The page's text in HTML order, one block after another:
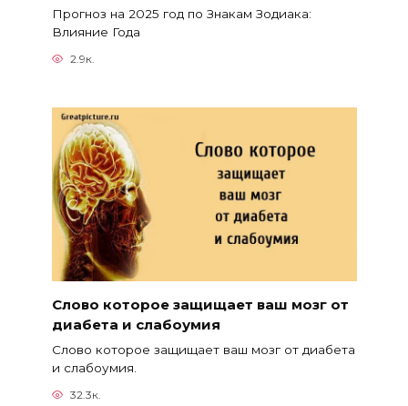
Прогноз на 2025 год по Знакам Зодиака:
Влияние Года
2.9к.
Слово которое защищает ваш мозг от
диабета и слабоумия
Слово которое защищает ваш мозг от диабета
и слабоумия.
32.3к.